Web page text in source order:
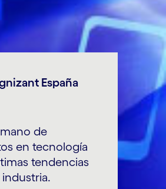
España
de
en tecnología
tendencias
industria.